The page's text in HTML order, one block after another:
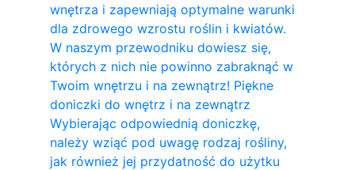
wnętrza i zapewniają optymalne warunki
dla zdrowego wzrostu roślin i kwiatów.
W naszym przewodniku dowiesz się,
których z nich nie powinno zabraknąć w
Twoim wnętrzu i na zewnątrz! Piękne
doniczki do wnętrz i na zewnątrz
Wybierając odpowiednią doniczkę,
należy wziąć pod uwagę rodzaj rośliny,
jak również jej przydatność do użytku